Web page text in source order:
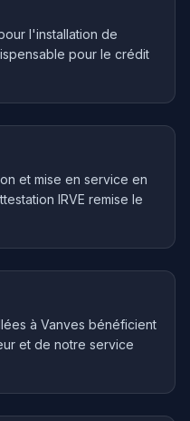
l'installation de
pour le crédit
et mise en service en
IRVE remise le
à Vanves bénéficient
et de notre service